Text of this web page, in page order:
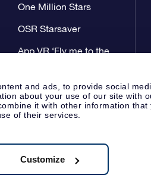
and ads, to provide social
about your use of our site with
it with other information that
of their services.
Customize
One Million Stars
OSR Starsaver
App VR ‘Fly me to the